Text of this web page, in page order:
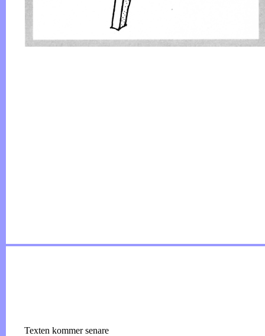
Texten kommer senare